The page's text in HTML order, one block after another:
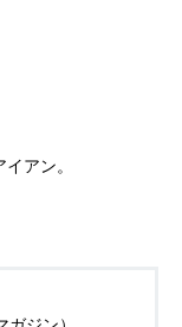
アン。